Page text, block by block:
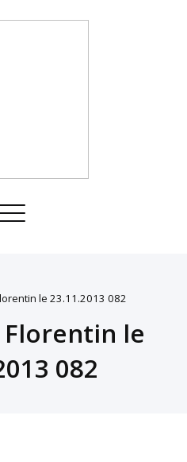
Toggle
le 23.11.2013 082
le
082